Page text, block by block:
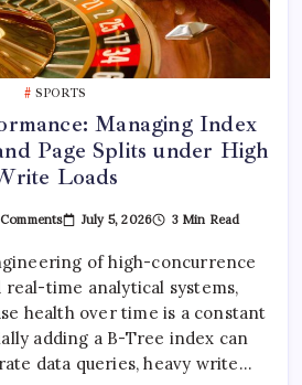
SPORTS
Managing Index
Page Splits under High
Loads
On
Database
Managing
Index
Fragmentation
And
Page
Splits
Under
High
Write
July 5, 2026 3 Min Read
of high-concurrence
real-time analytical systems,
health over time is a constant
adding a B-Tree index can
data queries, heavy write…